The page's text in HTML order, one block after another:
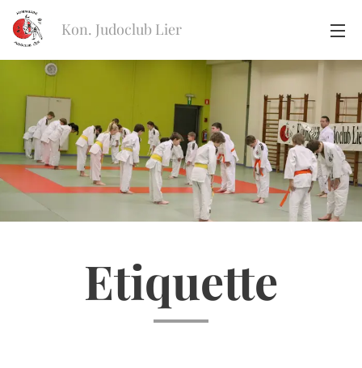
Kon. Judoclub Lier
Etiquette